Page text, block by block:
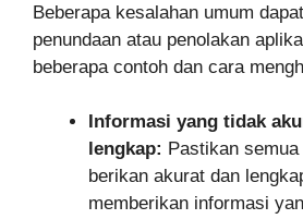
Beberapa kesalahan umum
penundaan atau penolakan
beberapa contoh dan cara
Informasi yang tidak
lengkap: Pastikan
berikan akurat dan
memberikan informasi